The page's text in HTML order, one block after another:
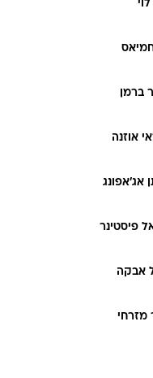
ברמן
אוזנה
אג'אפונג
פיסטינר
אבקה
מזרחי